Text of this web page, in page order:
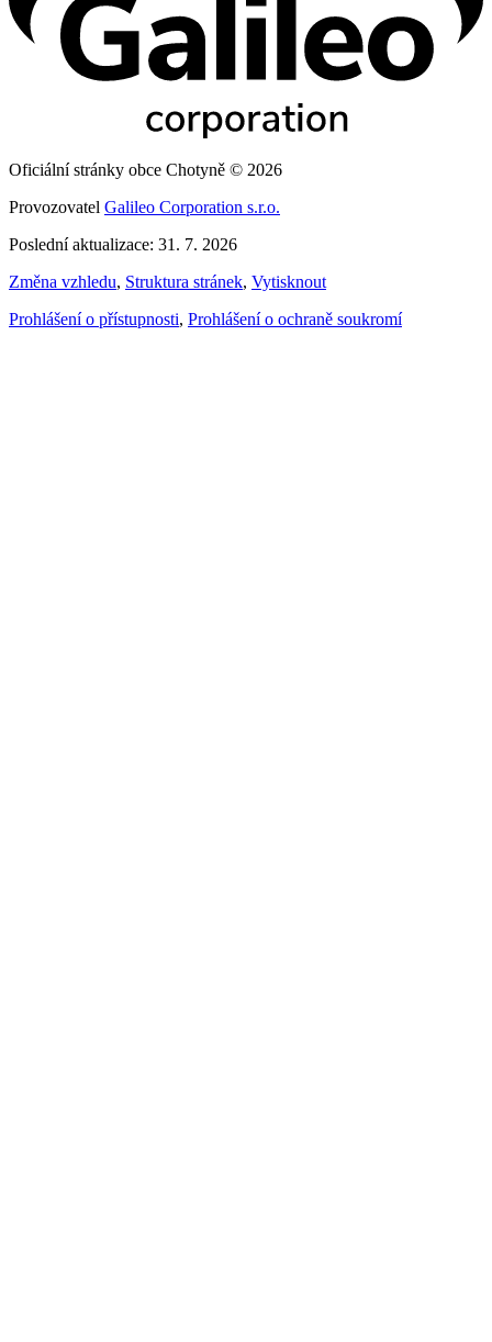
Oficiální stránky obce Chotyně © 2026
Provozovatel Galileo Corporation s.r.o.
Poslední aktualizace: 31. 7. 2026
Změna vzhledu, Struktura stránek, Vytisknout
Prohlášení o přístupnosti, Prohlášení o ochraně soukromí